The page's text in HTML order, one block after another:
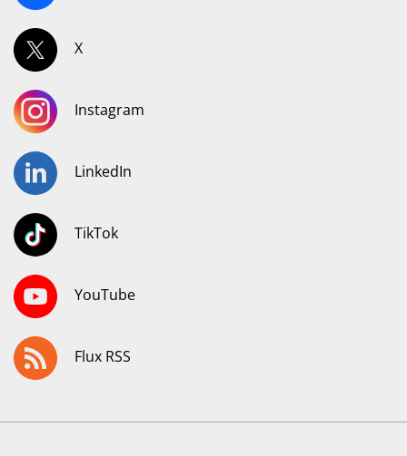
X
Instagram
LinkedIn
TikTok
YouTube
Flux RSS